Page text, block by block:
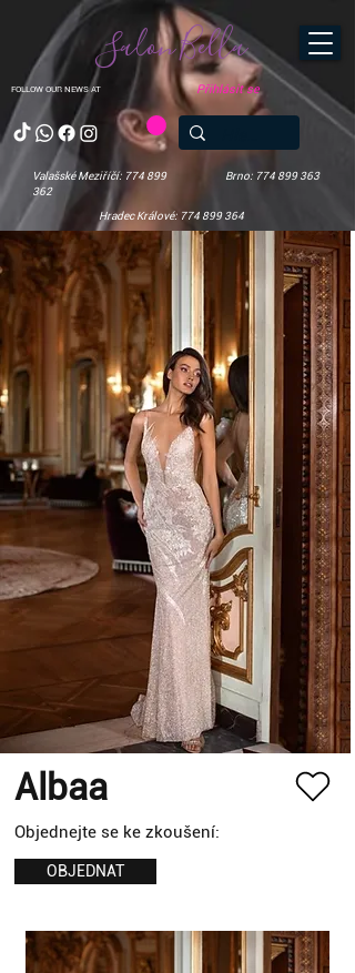
FOLLOW OUR NEWS AT
Salon Bella
Valašské Meziříčí: 774 899
362
Brno: 774 899 363
Hradec Králové: 774 899 364
Přihlásit se
Albaa
Objednejte se ke zkoušení:
OBJEDNAT